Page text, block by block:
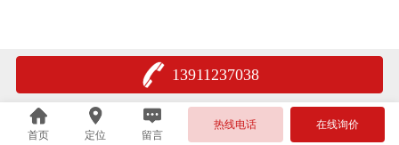
13911237038
首页 定位 留言
热线电话 在线询价